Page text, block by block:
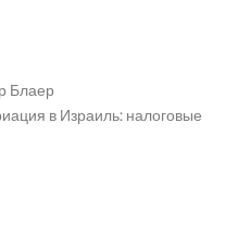
Блаер
в Израиль: налоговые